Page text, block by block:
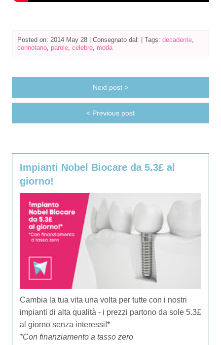
Posted on: 2014 May 28 | Consegnato dal: Tags: decadente,
connotano, parole, celebre, moda
Next post >
< Previous post
Impianti Nobel Biocare da 5.3£ al
giorno!
Cambia la tua vita una volta per tutte con i nostri
impianti di alta qualità - i prezzi partono da sole 5.3£
al giorno senza interessi!*
*Con finanziamento a tasso zero